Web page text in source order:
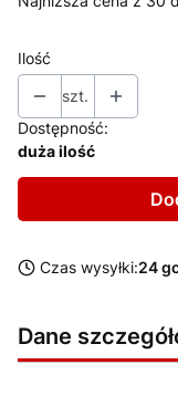
Ilość
szt.
Dostępność:
duża ilość
Czas wysyłki:24
Dane